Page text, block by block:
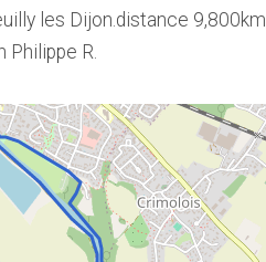
les Dijon.distance 9,800km.
Philippe R.